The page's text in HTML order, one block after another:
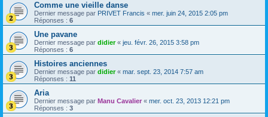
Comme une vieille danse
Dernier message par PRIVET Francis « mer. juin 24, 2015 2:05 pm
Réponses : 6
Une pavane
Dernier message par didier« jeu. févr. 26, 2015 3:58 pm
Réponses : 6
Histoires anciennes
Dernier message par didier« mar. sept. 23, 2014 7:57 am
Réponses : 11
Aria
Dernier message par Manu Cavalier « mer. oct. 23, 2013 12:21 pm
Réponses : 3